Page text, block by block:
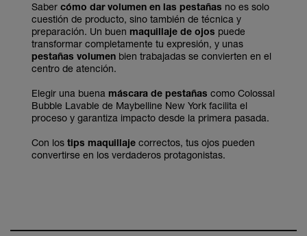
Saber cómo dar volumen en las pestañas no es solo
cuestión de producto, sino también de técnica y
preparación. Un buen maquillaje de ojos puede
transformar completamente tu expresión, y unas
pestañas volumen bien trabajadas se convierten en el
centro de atención.
Elegir una buena máscara de pestañas como Colossal
Bubble Lavable de Maybelline New York facilita el
proceso y garantiza impacto desde la primera pasada.
Con los tips maquillaje correctos, tus ojos pueden
convertirse en los verdaderos protagonistas.